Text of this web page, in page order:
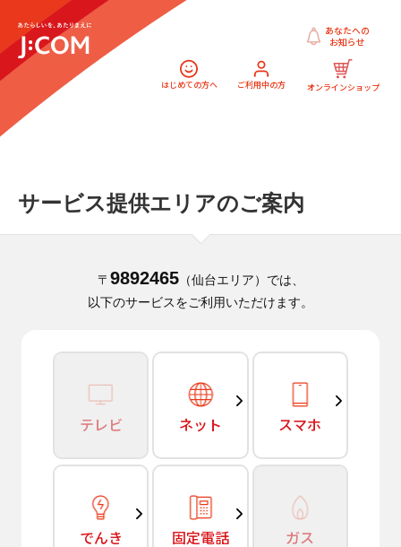
はじめての方へ ご利用中の方 オンラインショップ
あなたへの
お知らせ
サービス提供エリアのご案内
〒 9892465（仙台エリア）では、
以下のサービスをご利用いただけます。
テレビ ネット スマホ
でんき 固定電話 ガス